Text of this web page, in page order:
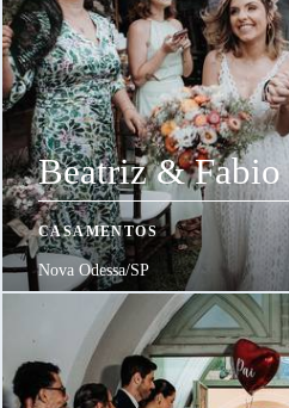
Beatriz & Fabio
CASAMENTOS
Nova Odessa/SP